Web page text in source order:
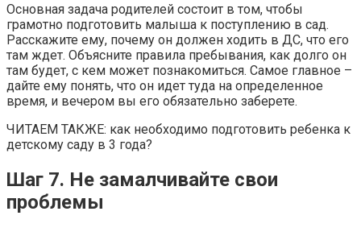
Основная задача родителей состоит в том, чтобы
грамотно подготовить малыша к поступлению в сад.
Расскажите ему, почему он должен ходить в ДС, что его
там ждет. Объясните правила пребывания, как долго он
там будет, с кем может познакомиться. Самое главное –
дайте ему понять, что он идет туда на определенное
время, и вечером вы его обязательно заберете.
ЧИТАЕМ ТАКЖЕ: как необходимо подготовить ребенка к
детскому саду в 3 года?
Шаг 7. Не замалчивайте свои
проблемы